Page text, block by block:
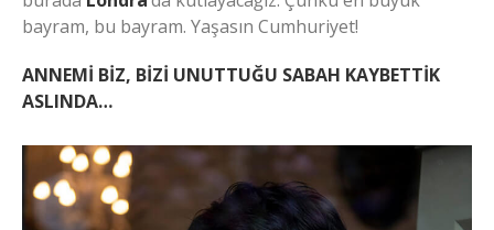
bayram, bu bayram. Yaşasın Cumhuriyet!
ANNEMİ BİZ, BİZİ UNUTTUĞU SABAH KAYBETTİK
ASLINDA…